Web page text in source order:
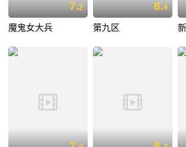
7.2
魔鬼女大兵
8.4
第九区